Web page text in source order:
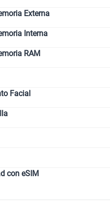
Externa
Interna
RAM
Facial
con eSIM